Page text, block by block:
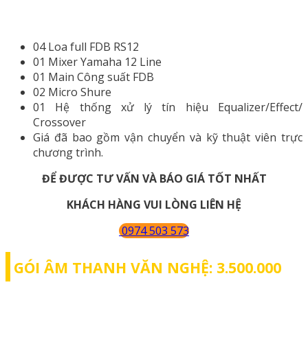
04 Loa full FDB RS12
01 Mixer Yamaha 12 Line
01 Main Công suất FDB
02 Micro Shure
01 Hệ thống xử lý tín hiệu Equalizer/Effect/
Crossover
Giá đã bao gồm vận chuyển và kỹ thuật viên trực
chương trình.
ĐỂ ĐƯỢC TƯ VẤN VÀ BÁO GIÁ TỐT NHẤT
KHÁCH HÀNG VUI LÒNG LIÊN HỆ
0974 503 573
GÓI ÂM THANH VĂN NGHỆ: 3.500.000